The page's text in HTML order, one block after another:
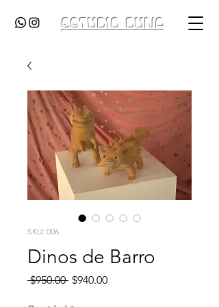
ESTUDIO DUNA
SKU: 006
Dinos de Barro
$950.00 Precio
$940.00Precio